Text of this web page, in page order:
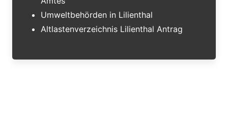
Umweltbehörden in Lilienthal
Altlastenverzeichnis Lilienthal Antrag